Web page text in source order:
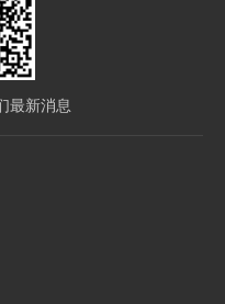
最新消息